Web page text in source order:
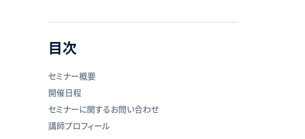
目次
セミナー概要
開催日程
セミナーに関するお問い合わせ
講師プロフィール